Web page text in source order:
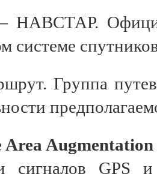
НАВСТАР.
системе
Группа
Augmentation
сигналов GPS